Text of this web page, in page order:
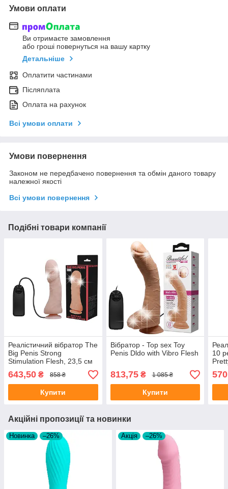
Умови оплати
Ви отримаєте замовлення
або гроші повернуться на вашу картку
Детальніше
Оплатити частинами
Післяплата
Оплата на рахунок
Всі умови оплати
Умови повернення
Законом не передбачено повернення та обмін даного товару
належної якості
Всі умови повернення
Подібні товари компанії
Реалістичний вібратор The
Big Penis Strong
Stimulation Flesh, 23,5 см
643,50 ₴ 858 ₴
Купити
Вібратор - Top sex Toy
Penis Dldo with Vibro Flesh
813,75₴ 1 085 ₴
Купити
10
570
Акційні пропозиції та новинки
Новинка –26% Акція –26%